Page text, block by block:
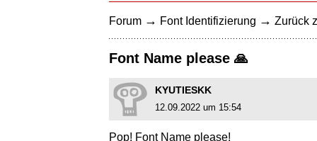
Forum → Font Identifizierung → Zurück
Font Name please 🙏
KYUTIESKK
12.09.2022 um 15:54
Pop! Font Name please!